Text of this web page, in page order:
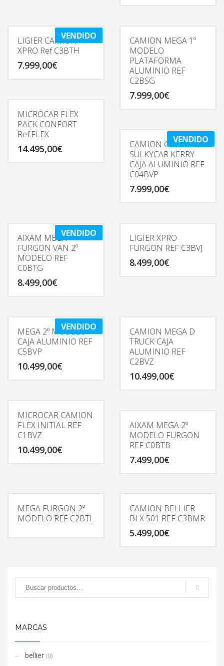
VENDIDO
LIGIER CAMION
XPRO Ref C3BTH
7.999,00€
CAMION MEGA 1º
MODELO
PLATAFORMA
ALUMINIO REF
C2BSG
7.999,00€
MICROCAR FLEX
PACK CONFORT
Ref.FLEX
14.495,00€
VENDIDO
CAMION CASALINI
SULKYCAR KERRY
CAJA ALUMINIO REF
C04BVP
7.999,00€
VENDIDO
AIXAM MEGA
FURGON VAN 2º
MODELO REF
C0BTG
8.499,00€
LIGIER XPRO
FURGON REF C3BVJ
8.499,00€
VENDIDO
MEGA 2º MODELO
CAJA ALUMINIO REF
C5BVP
10.499,00€
CAMION MEGA D
TRUCK CAJA
ALUMINIO REF
C2BVZ
10.499,00€
MICROCAR CAMION
FLEX INITIAL REF
C1BVZ
10.499,00€
AIXAM MEGA 2º
MODELO FURGON
REF C0BTB
7.499,00€
MEGA FURGON 2º
MODELO REF C2BTL
CAMION BELLIER
BLX 501 REF C3BMR
5.499,00€
MARCAS
bellier (0)